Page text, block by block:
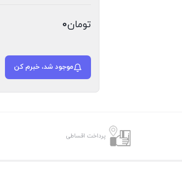
تومان0
موجود شد، خبرم کن
پرداخت اقساطی